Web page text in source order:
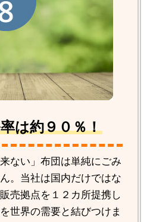
は約９０％！
ない」布団は単純にごみ
。当社は国内だけではな
売拠点を１２カ所提携し
世界の需要と結びつけま